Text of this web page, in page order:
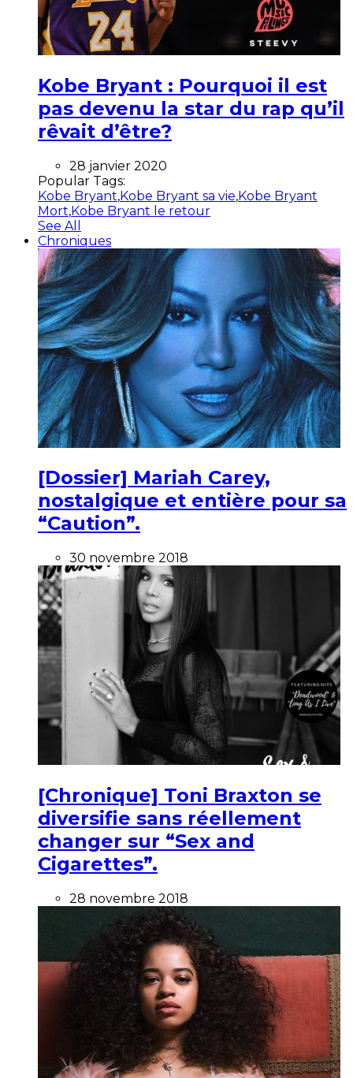
Kobe Bryant : Pourquoi il est
pas devenu la star du rap qu’il
rêvait d’être?
28 janvier 2020
Popular Tags:
Kobe Bryant,Kobe Bryant sa vie,Kobe Bryant
Mort,Kobe Bryant le retour
See All
Chroniques
[Dossier] Mariah Carey,
nostalgique et entière pour sa
“Caution”.
30 novembre 2018
[Chronique] Toni Braxton se
diversifie sans réellement
changer sur “Sex and
Cigarettes”.
28 novembre 2018